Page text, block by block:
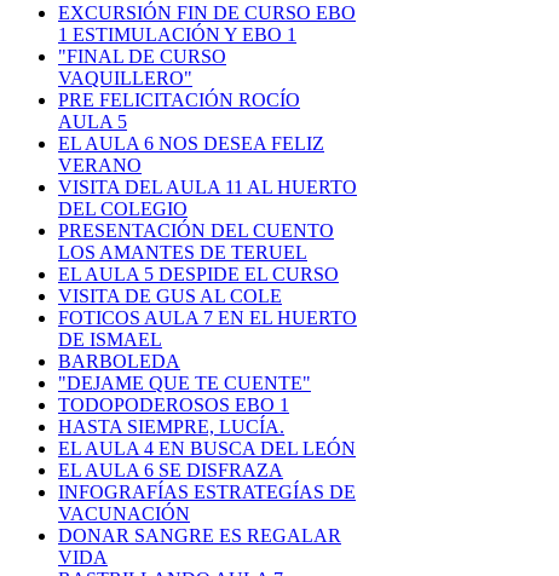
EXCURSIÓN FIN DE CURSO EBO
1 ESTIMULACIÓN Y EBO 1
"FINAL DE CURSO
VAQUILLERO"
PRE FELICITACIÓN ROCÍO
AULA 5
EL AULA 6 NOS DESEA FELIZ
VERANO
VISITA DEL AULA 11 AL HUERTO
DEL COLEGIO
PRESENTACIÓN DEL CUENTO
LOS AMANTES DE TERUEL
EL AULA 5 DESPIDE EL CURSO
VISITA DE GUS AL COLE
FOTICOS AULA 7 EN EL HUERTO
DE ISMAEL
BARBOLEDA
"DEJAME QUE TE CUENTE"
TODOPODEROSOS EBO 1
HASTA SIEMPRE, LUCÍA.
EL AULA 4 EN BUSCA DEL LEÓN
EL AULA 6 SE DISFRAZA
INFOGRAFÍAS ESTRATEGÍAS DE
VACUNACIÓN
DONAR SANGRE ES REGALAR
VIDA